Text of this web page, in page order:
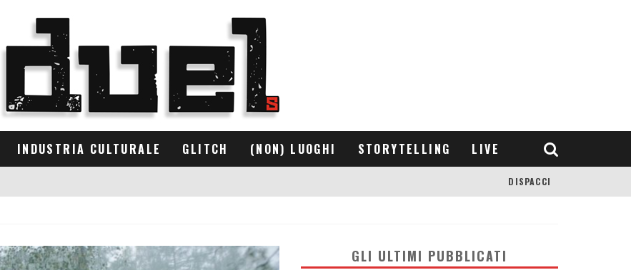
INDUSTRIA CULTURALE GLITCH (NON) LUOGHI STORYTELLING LIVE
DISPACCI
GLI ULTIMI PUBBLICATI